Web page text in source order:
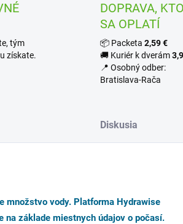
tým
získate.
DOPRAVA,
SA OPLATÍ
📦 Packeta2,59 €
🚚 Kuriér k dverám
📍 Osobný odber:
Bratislava-Rača
Diskusia
množstvo vody. Platforma Hydrawise
na základe miestnych údajov o počasí.